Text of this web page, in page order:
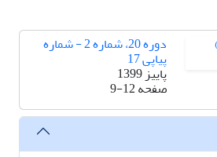
دوره 20، شماره 2 - شماره
پیاپی 17
پاییز 1399
صفحه9-12